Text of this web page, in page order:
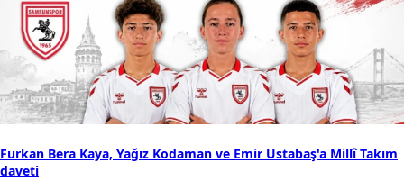
Furkan Bera Kaya, Yağız Kodaman ve Emir Ustabaş'a Millî Takım
daveti